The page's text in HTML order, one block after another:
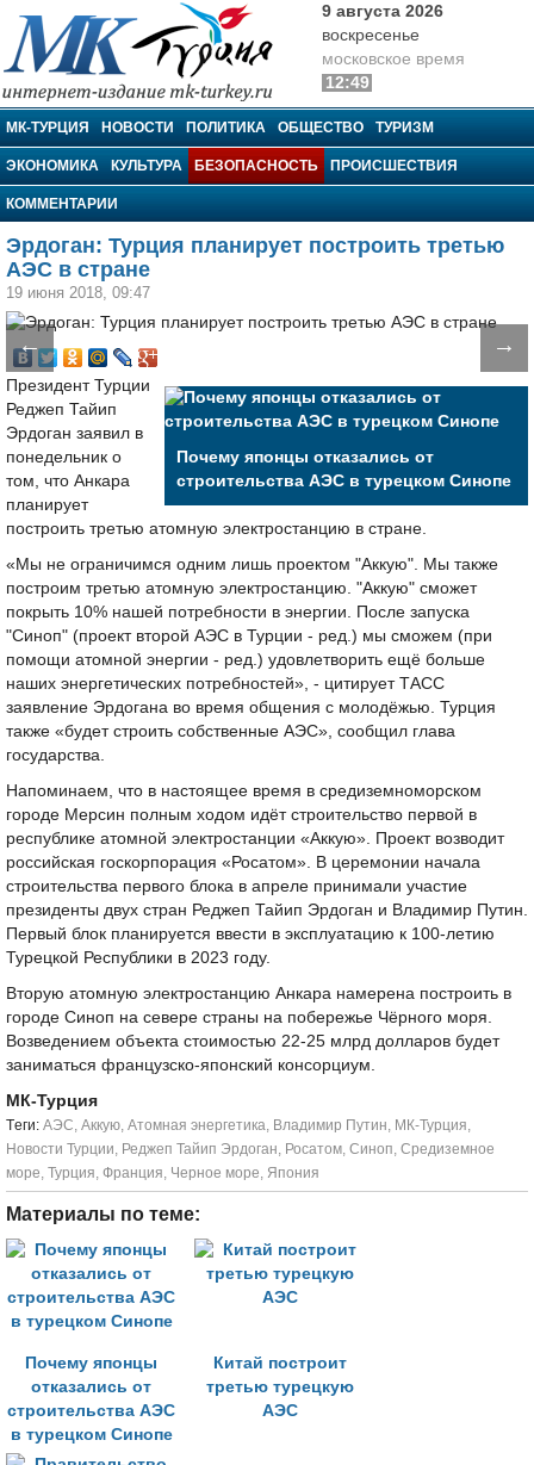
МК-Турция
9 августа 2026
воскресенье
московское время
12:49
МК-ТУРЦИЯ НОВОСТИ ПОЛИТИКА ОБЩЕСТВО ТУРИЗМ
ЭКОНОМИКА КУЛЬТУРА БЕЗОПАСНОСТЬ ПРОИСШЕСТВИЯ
КОММЕНТАРИИ
Эрдоган: Турция планирует построить третью
АЭС в стране
19 июня 2018, 09:47
← →
Почему японцы отказались от
строительства АЭС в турецком Синопе
Президент Турции
Реджеп Тайип
Эрдоган заявил в
понедельник о
том, что Анкара
планирует
построить третью атомную электростанцию в стране.
«Мы не ограничимся одним лишь проектом "Аккую". Мы также
построим третью атомную электростанцию. "Аккую" сможет
покрыть 10% нашей потребности в энергии. После запуска
"Синоп" (проект второй АЭС в Турции - ред.) мы сможем (при
помощи атомной энергии - ред.) удовлетворить ещё больше
наших энергетических потребностей», - цитирует ТАСС
заявление Эрдогана во время общения с молодёжью. Турция
также «будет строить собственные АЭС», сообщил глава
государства.
Напоминаем, что в настоящее время в средиземноморском
городе Мерсин полным ходом идёт строительство первой в
республике атомной электростанции «Аккую». Проект возводит
российская госкорпорация «Росатом». В церемонии начала
строительства первого блока в апреле принимали участие
президенты двух стран Реджеп Тайип Эрдоган и Владимир Путин.
Первый блок планируется ввести в эксплуатацию к 100-летию
Турецкой Республики в 2023 году.
Вторую атомную электростанцию Анкара намерена построить в
городе Синоп на севере страны на побережье Чёрного моря.
Возведением объекта стоимостью 22-25 млрд долларов будет
заниматься французско-японский консорциум.
МК-Турция
Tеги: АЭС, Аккую, Атомная энергетика, Владимир Путин, МК-Турция,
Новости Турции, Реджеп Тайип Эрдоган, Росатом, Синоп, Средиземное
море, Турция, Франция, Черное море, Япония
Материалы по теме:
Почему японцы
отказались от
строительства АЭС
в турецком Синопе
Китай построит
третью турецкую
АЭС